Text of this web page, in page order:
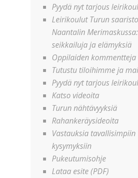
Pyydä nyt tarjous
Leirikoulut Turun
Naantalin Merimaskussa:
seikkailuja ja elämyksiä
Oppilaiden kommentteja
Tutustu tiloihimme ja
Pyydä nyt tarjous
Katso videoita
Turun nähtävyyksiä
Rahankeräysideoita
Vastauksia tavallisimpiin
kysymyksiin
Pukeutumisohje
Lataa esite (PDF)